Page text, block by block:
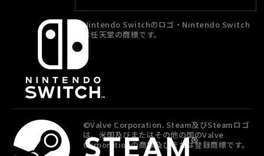
Nintendo Switchのロゴ・Nintendo Switch
は任天堂の商標です。
©Valve Corporation. Steam及びSteamロゴ
は、米国及びまたはその他の国のValve
Corporationの商標及びまたは登録商標です。